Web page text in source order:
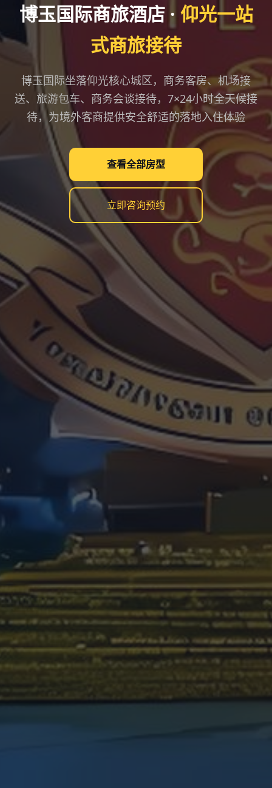
博玉国际商旅酒店 · 仰光一站
式商旅接待
博玉国际坐落仰光核心城区，商务客房、机场接
送、旅游包车、商务会谈接待，7×24小时全天候接
待，为境外客商提供安全舒适的落地入住体验
查看全部房型
立即咨询预约